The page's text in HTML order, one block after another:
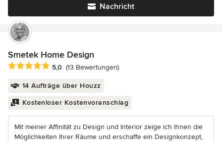
Nachricht
Smetek Home Design
Durchschnittliche Bewertung: 5 von 5 Sternen
5,0 (13 Bewertungen)
14 Aufträge über Houzz
Kostenloser Kostenvoranschlag
Mit meiner Affinität zu Design und Interior zeige ich Ihnen die
Möglichkeiten Ihrer Räume und erschaffe ein Designkonzept,